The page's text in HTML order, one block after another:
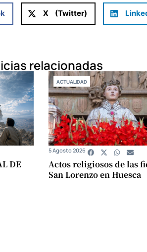
X (Twitter)
relacionadas
DE
ACTUALIDAD
Actos religiosos de las
San Lorenzo en Huesca
5 Agosto 2026